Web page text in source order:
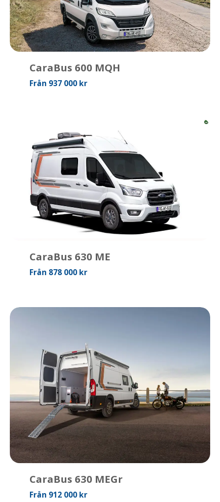
CaraBus 600 MQH
Från 937 000 kr
CaraBus 630 ME
Från 878 000 kr
CaraBus 630 MEGr
Från 912 000 kr